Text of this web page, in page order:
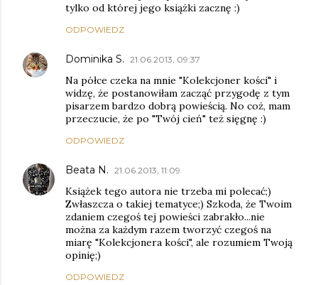
tylko od której jego książki zacznę :)
ODPOWIEDZ
Dominika S. 21.06.2013, 09:37
Na półce czeka na mnie "Kolekcjoner kości" i
widzę, że postanowiłam zacząć przygodę z tym
pisarzem bardzo dobrą powieścią. No coż, mam
przeczucie, że po "Twój cień" też sięgnę :)
ODPOWIEDZ
Beata N. 21.06.2013, 11:09
Książek tego autora nie trzeba mi polecać;)
Zwłaszcza o takiej tematyce;) Szkoda, że Twoim
zdaniem czegoś tej powieści zabrakło...nie
można za każdym razem tworzyć czegoś na
miarę "Kolekcjonera kości", ale rozumiem Twoją
opinię;)
ODPOWIEDZ